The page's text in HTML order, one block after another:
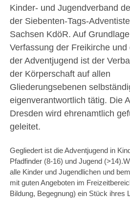
Kinder- und Jugendverband
der Siebenten-Tags-
Sachsen KdöR. Auf
Verfassung der Freikirche und
der Adventjugend ist der
der Körperschaft auf allen
Gliederungsebenen
eigenverantwortlich tätig. Die
Dresden wird ehrenamtlich
geleitet.
Gegliedert ist die Adventjugend in
Pfadfinder (8-16) und Jugend
alle Kinder und Jugendlichen und
mit guten Angeboten im
Bildung, Begegnung) ein Stück ihres